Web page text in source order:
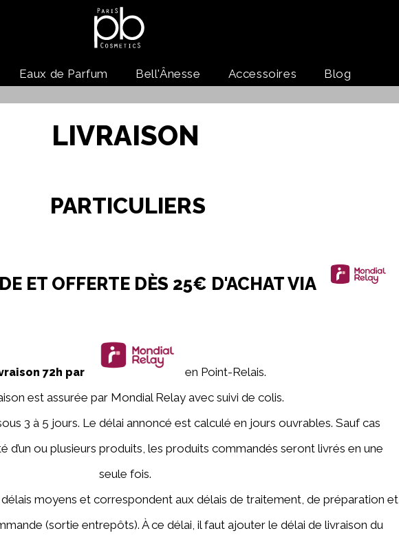
Eaux de Parfum Bell'Ânesse Accessoires Blog
LIVRAISON
PARTICULIERS
ET OFFERTE DÈS 25€ D'ACHAT VIA
72h par
en Point-Relais.
est assurée par Mondial Relay avec suivi de colis.
3 à 5 jours. Le délai annoncé est calculé en jours ouvrables. Sauf cas
d’un ou plusieurs produits, les produits commandés seront livrés en une
seule fois.
moyens et correspondent aux délais de traitement, de préparation et
(sortie entrepôts). À ce délai, il faut ajouter le délai de livraison du